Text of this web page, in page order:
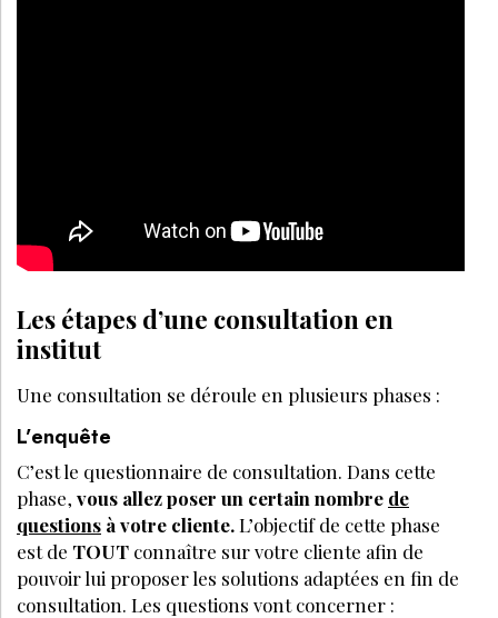
Les étapes d’une consultation en
institut
Une consultation se déroule en plusieurs phases :
L’enquête
C’est le questionnaire de consultation. Dans cette
phase, vous allez poser un certain nombre de
questions à votre cliente.L’objectif de cette phase
est de TOUT connaître sur votre cliente afin de
pouvoir lui proposer les solutions adaptées en fin de
consultation. Les questions vont concerner :